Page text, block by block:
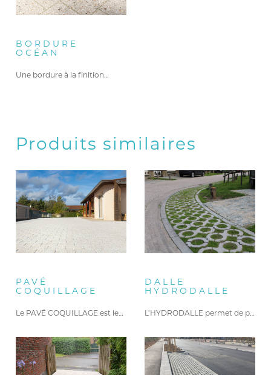
BORDURE
OCÉAN
Une bordure à la finition…
Produits similaires
PAVÉ
COQUILLAGE
Le PAVÉ COQUILLAGE est le…
DALLE
HYDRODALLE
L’HYDRODALLE permet de paysager les…